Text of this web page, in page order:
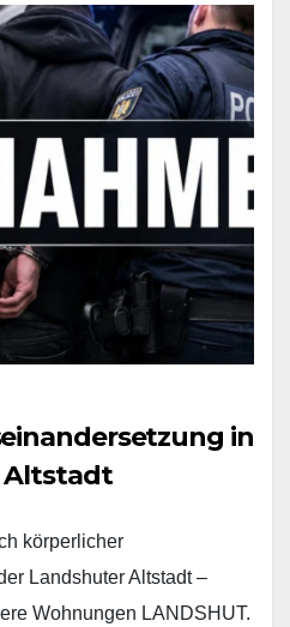
in
Altstadt
körperlicher
Landshuter Altstadt –
Wohnungen LANDSHUT.